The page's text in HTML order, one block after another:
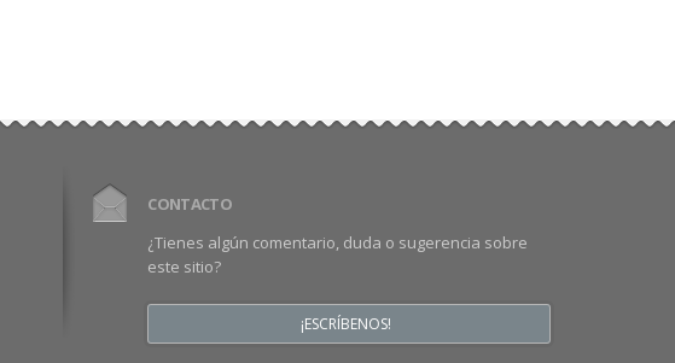
CONTACTO
¿Tienes algún comentario, duda o sugerencia sobre
este sitio?
¡ESCRÍBENOS!